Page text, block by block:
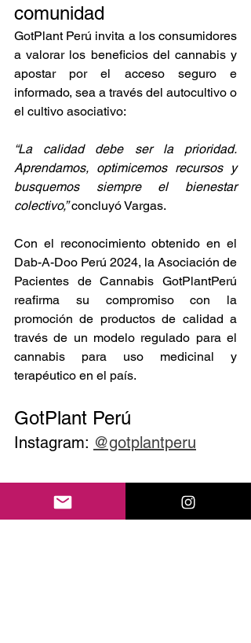
comunidad
GotPlant Perú invita a los consumidores
a valorar los beneficios del cannabis y
apostar por el acceso seguro e
informado, sea a través del autocultivo o
el cultivo asociativo:
“La calidad debe ser la prioridad.
Aprendamos, optimicemos recursos y
busquemos siempre el bienestar
colectivo,” concluyó Vargas.
Con el reconocimiento obtenido en el
Dab-A-Doo Perú 2024, la Asociación de
Pacientes de Cannabis GotPlantPerú
reafirma su compromiso con la
promoción de productos de calidad a
través de un modelo regulado para el
cannabis para uso medicinal y
terapéutico en el país.
GotPlant Perú
Instagram: @gotplantperu